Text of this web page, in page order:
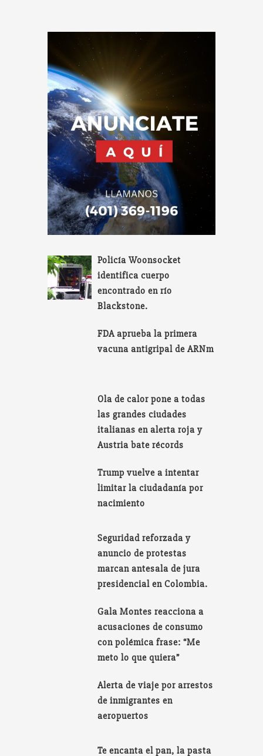
Policía Woonsocket
identifica cuerpo
encontrado en río
Blackstone.
FDA aprueba la primera
vacuna antigripal de ARNm
Ola de calor pone a todas
las grandes ciudades
italianas en alerta roja y
Austria bate récords
Trump vuelve a intentar
limitar la ciudadanía por
nacimiento
Seguridad reforzada y
anuncio de protestas
marcan antesala de jura
presidencial en Colombia.
Gala Montes reacciona a
acusaciones de consumo
con polémica frase: “Me
meto lo que quiera”
Alerta de viaje por arrestos
de inmigrantes en
aeropuertos
Te encanta el pan, la pasta